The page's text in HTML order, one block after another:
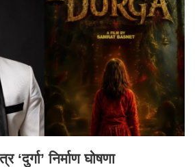
‘दुर्गा’ निर्माण घोषणा